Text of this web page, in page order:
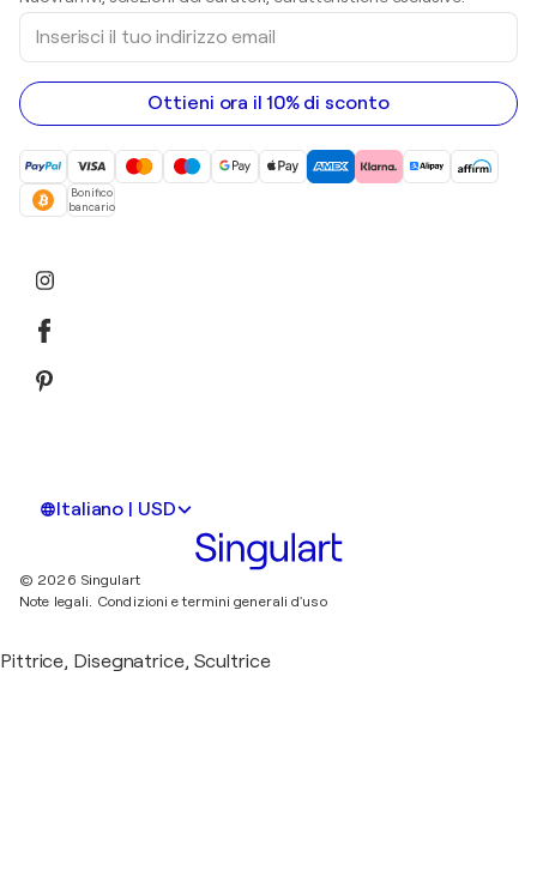
sculture
Dipinti acrilici
Inserisci
tuo
indirizzo
email
Ottieni ora il 10% di sconto
Bonifico
bancario
Italiano | USD
© 2026 Singulart
Note legali.
Condizioni e termini generali d'uso
Pittrice, Disegnatrice, Scultrice